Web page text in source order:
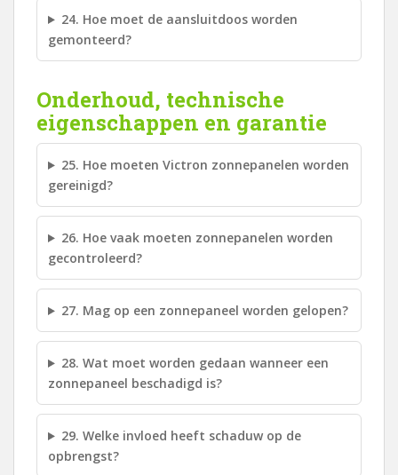
24. Hoe moet de aansluitdoos worden
gemonteerd?
Onderhoud, technische
eigenschappen en garantie
25. Hoe moeten Victron zonnepanelen worden
gereinigd?
26. Hoe vaak moeten zonnepanelen worden
gecontroleerd?
27. Mag op een zonnepaneel worden gelopen?
28. Wat moet worden gedaan wanneer een
zonnepaneel beschadigd is?
29. Welke invloed heeft schaduw op de
opbrengst?